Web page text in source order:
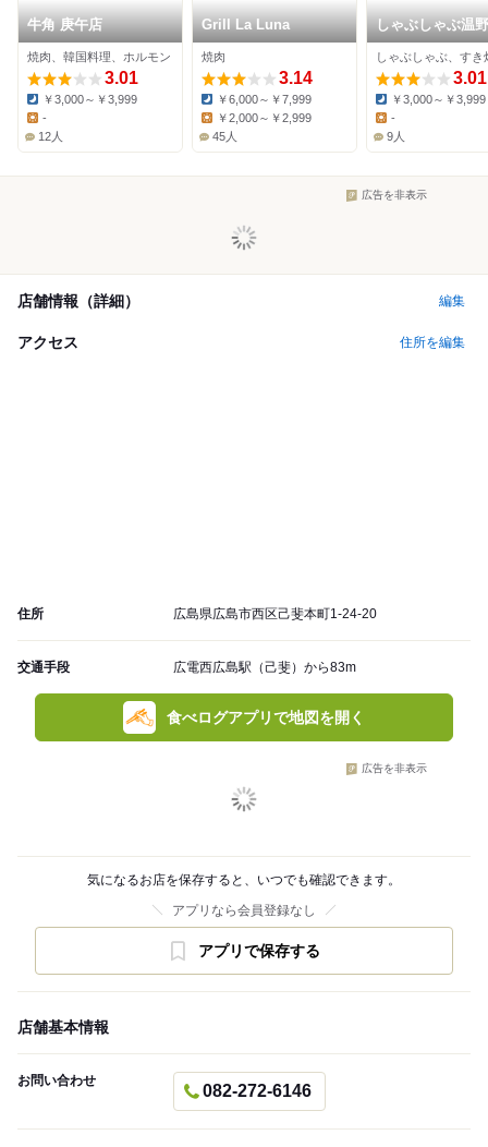
牛角 庚午店
焼肉、韓国料理、ホルモン
3.01
Dinner:
￥3,000～￥3,999
Lunch:
-
12人
Grill La Luna
焼肉
3.14
Dinner:
￥6,000～￥7,999
Lunch:
￥2,000～￥2,999
45人
しゃぶしゃぶ温
庚午店
3.01
Dinner:
￥3,000～￥3,999
Lunch:
-
9人
広告を非表示
店舗情報（詳細） 編集
アクセス 住所を編集
住所 広島県広島市西区己斐本町1-24-20
交通手段 広電西広島駅（己斐）から83m
食べログアプリで地図を開く
広告を非表示
気になるお店を保存すると、いつでも確認できます。
アプリなら会員登録なし
アプリで保存する
店舗基本情報
お問い合わせ
082-272-6146